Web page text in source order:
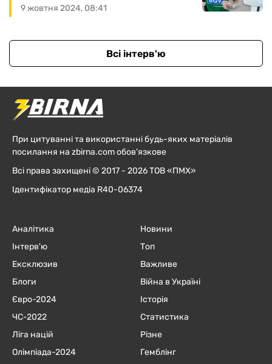
9 жовтня 2024, 08:41
Всі інтерв'ю
При цитуванні та використанні будь-яких матеріалів
посилання на zbirna.com обов'язкове
Всі права захищені © 2017 - 2026 ТОВ «ПМХ»
Ідентифікатор медіа R40-06374
Аналітика
Інтерв'ю
Ексклюзив
Блоги
Євро-2024
ЧC-2022
Ліга націй
Олімпіада-2024
Новини
Топ
Важливе
Війна в Україні
Історія
Статистика
Різне
Гемблінг